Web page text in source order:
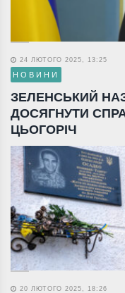
24 ЛЮТОГО 2025, 13:25
НОВИНИ
ЗЕЛЕНСЬКИЙ
ДОСЯГНУТИ
ЦЬОГОРІЧ
20 ЛЮТОГО 2025, 18:26